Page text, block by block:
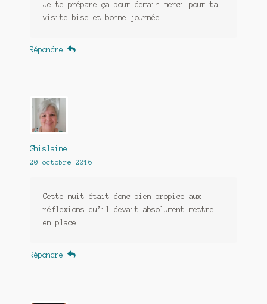
Je te prépare ça pour demain…merci pour ta
visite…bise et bonne journée
Répondre
Ghislaine
20 octobre 2016
Cette nuit était donc bien propice aux
réflexions qu’il devait absolument mettre
en place………
Répondre